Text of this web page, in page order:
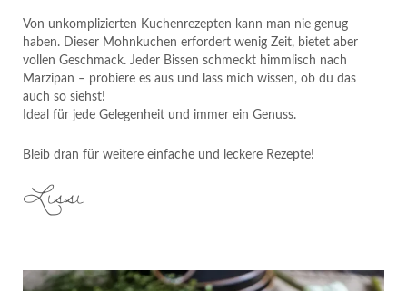
Von unkomplizierten Kuchenrezepten kann man nie genug
haben. Dieser Mohnkuchen erfordert wenig Zeit, bietet aber
vollen Geschmack. Jeder Bissen schmeckt himmlisch nach
Marzipan – probiere es aus und lass mich wissen, ob du das
auch so siehst!
Ideal für jede Gelegenheit und immer ein Genuss.
Bleib dran für weitere einfache und leckere Rezepte!
Lissi